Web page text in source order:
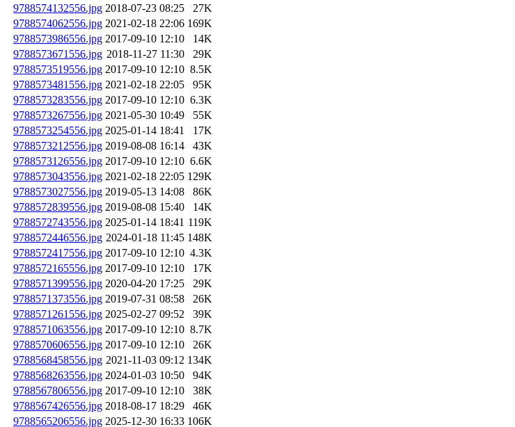
9788574132556.jpg 2018-07-23 08:25
27K
9788574062556.jpg 2021-02-18 22:06 169K
9788573986556.jpg 2017-09-10 12:10
14K
9788573671556.jpg 2018-11-27 11:30
29K
9788573519556.jpg 2017-09-10 12:10 8.5K
9788573481556.jpg 2021-02-18 22:05
95K
9788573283556.jpg 2017-09-10 12:10 6.3K
9788573267556.jpg 2021-05-30 10:49
55K
9788573254556.jpg 2025-01-14 18:41
17K
9788573212556.jpg 2019-08-08 16:14
43K
9788573126556.jpg 2017-09-10 12:10 6.6K
9788573043556.jpg 2021-02-18 22:05 129K
9788573027556.jpg 2019-05-13 14:08
86K
9788572839556.jpg 2019-08-08 15:40
14K
9788572743556.jpg 2025-01-14 18:41 119K
9788572446556.jpg 2024-01-18 11:45 148K
9788572417556.jpg 2017-09-10 12:10 4.3K
9788572165556.jpg 2017-09-10 12:10
17K
9788571399556.jpg 2020-04-20 17:25
29K
9788571373556.jpg 2019-07-31 08:58
26K
9788571261556.jpg 2025-02-27 09:52
39K
9788571063556.jpg 2017-09-10 12:10 8.7K
9788570606556.jpg 2017-09-10 12:10
26K
9788568458556.jpg 2021-11-03 09:12 134K
9788568263556.jpg 2024-01-03 10:50
94K
9788567806556.jpg 2017-09-10 12:10
38K
9788567426556.jpg 2018-08-17 18:29
46K
9788565206556.jpg 2025-12-30 16:33 106K